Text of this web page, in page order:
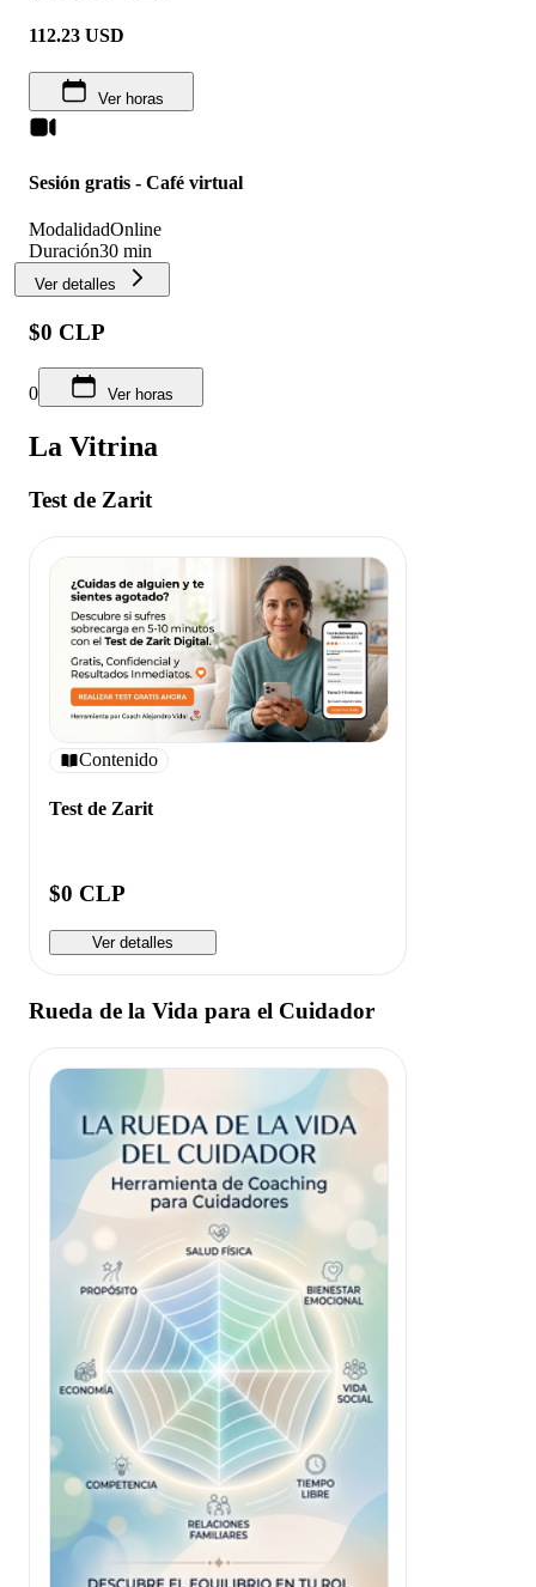
112.23 USD
Ver horas
Sesión gratis - Café virtual
ModalidadOnline
Duración30 min
Ver detalles
$0 CLP
0 Ver horas
La Vitrina
Test de Zarit
Contenido
Test de Zarit
$0 CLP
Ver detalles
Rueda de la Vida para el Cuidador